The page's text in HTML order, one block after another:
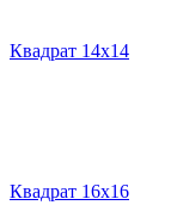
Квадрат 14х14
Квадрат 16х16